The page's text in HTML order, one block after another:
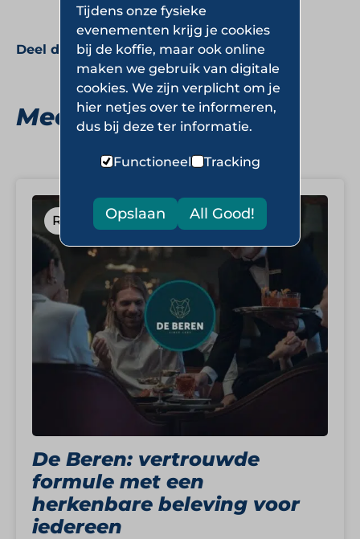
Deel deze pagina:
Meer Restaurants
Restaurants
De Beren: vertrouwde
formule met een
herkenbare beleving voor
iedereen
Tijdens onze fysieke
evenementen krijg je cookies
bij de koffie, maar ook online
maken we gebruik van digitale
cookies. We zijn verplicht om je
hier netjes over te informeren,
dus bij deze ter informatie.
Functioneel Tracking
Opslaan All Good!